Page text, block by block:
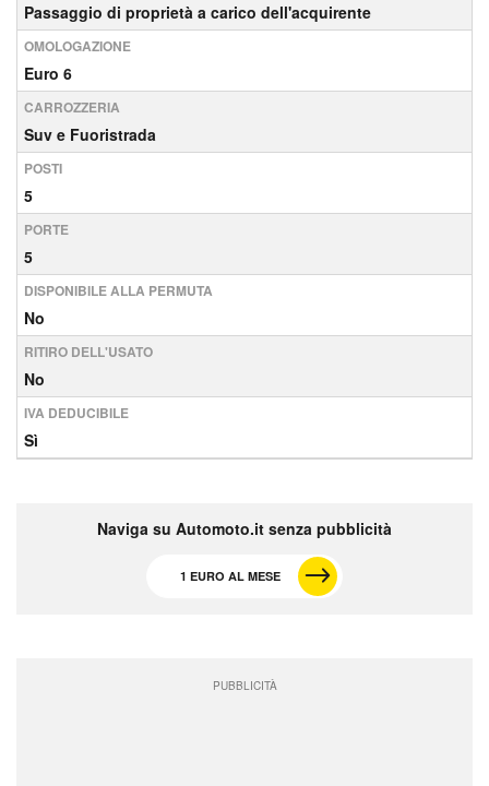
Passaggio di proprietà a carico dell'acquirente
OMOLOGAZIONE
Euro 6
CARROZZERIA
Suv e Fuoristrada
POSTI
5
PORTE
5
DISPONIBILE ALLA PERMUTA
No
RITIRO DELL'USATO
No
IVA DEDUCIBILE
Sì
Naviga su Automoto.it senza pubblicità
1 EURO AL MESE
PUBBLICITÀ